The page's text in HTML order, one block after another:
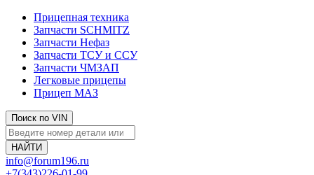
Прицепная техника
Запчасти SCHMITZ
Запчасти Нефаз
Запчасти ТСУ и ССУ
Запчасти ЧМЗАП
Легковые прицепы
Прицеп МАЗ
Поиск по VIN
info@forum196.ru